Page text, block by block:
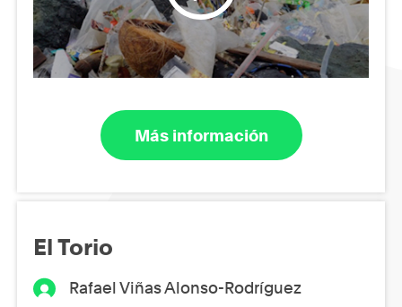
Más información
El Torio
Rafael Viñas Alonso-Rodríguez